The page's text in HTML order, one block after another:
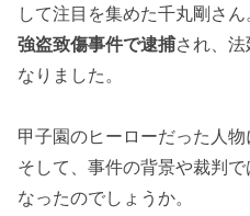
して注目を集めた千丸剛さ
強盗致傷事件で逮捕され、法
なりました。
甲子園のヒーローだった人物
そして、事件の背景や裁判
なったのでしょうか。